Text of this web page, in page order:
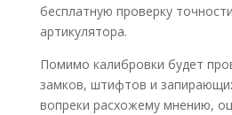
бесплатную проверку
артикулятора.
Помимо калибровки будет
замков, штифтов и
вопреки расхожему мнению,